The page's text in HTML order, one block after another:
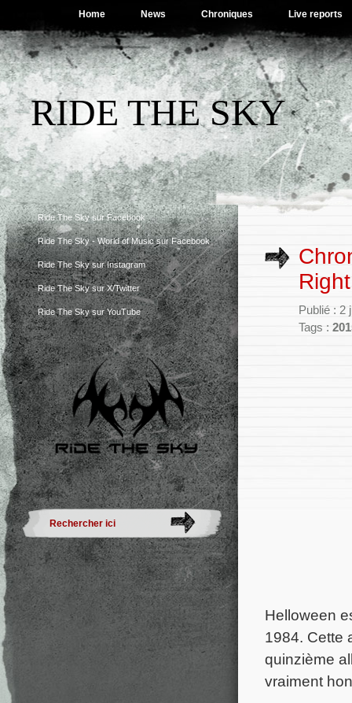
Home News Chroniques Live reports
RIDE THE SKY
Ride The Sky sur Facebook
Ride The Sky - World of Music sur Facebook
Ride The Sky sur Instagram
Ride The Sky sur X/Twitter
Ride The Sky sur YouTube
Right
Publié : 2
Tags :
Helloween
1984. Cette
quinzième
vraiment